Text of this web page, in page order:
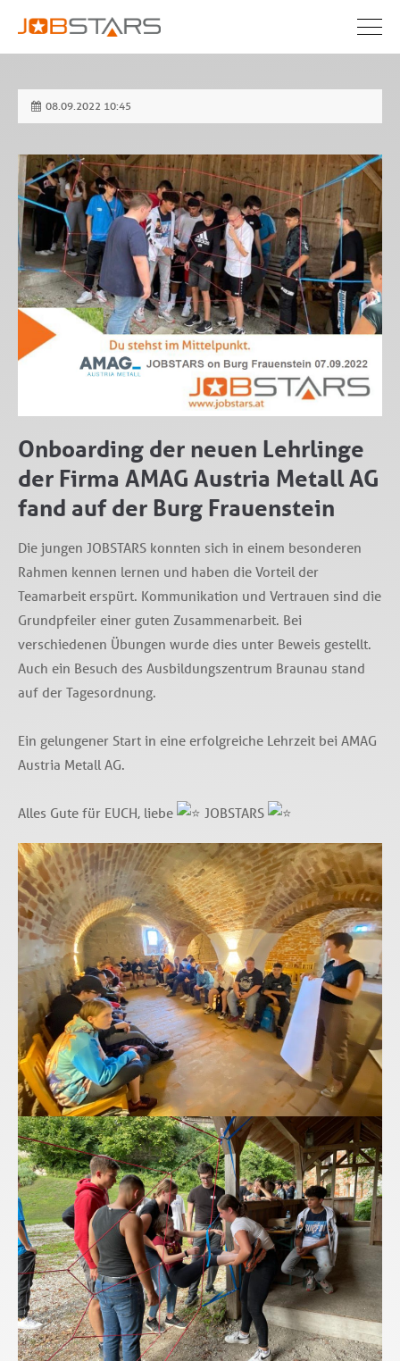
08.09.2022 10:45
Onboarding der neuen Lehrlinge
der Firma AMAG Austria Metall AG
fand auf der Burg Frauenstein
Die jungen JOBSTARS konnten sich in einem besonderen
Rahmen kennen lernen und haben die Vorteil der
Teamarbeit erspürt. Kommunikation und Vertrauen sind die
Grundpfeiler einer guten Zusammenarbeit. Bei
verschiedenen Übungen wurde dies unter Beweis gestellt.
Auch ein Besuch des Ausbildungszentrum Braunau stand
auf der Tagesordnung.
Ein gelungener Start in eine erfolgreiche Lehrzeit bei AMAG
Austria Metall AG.
Alles Gute für EUCH, liebe JOBSTARS